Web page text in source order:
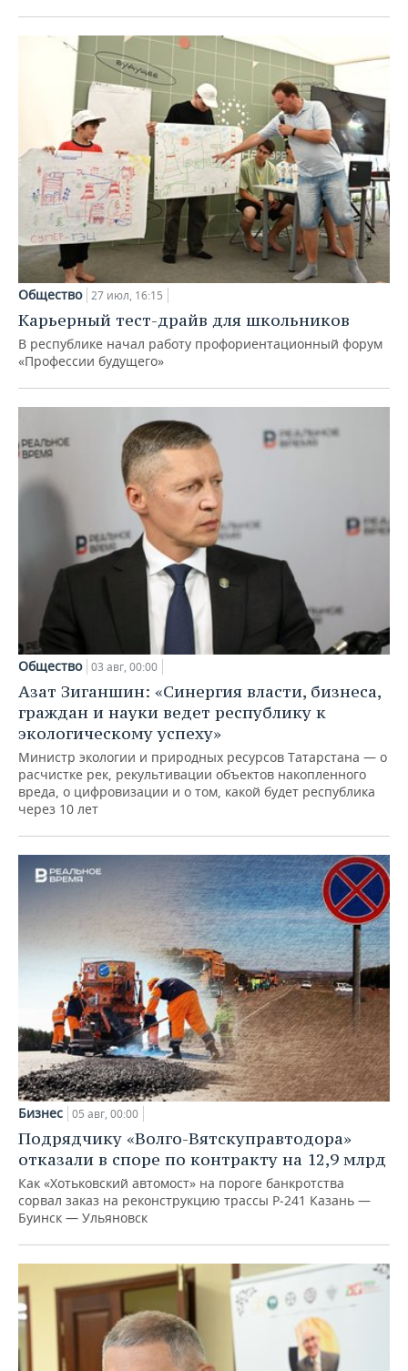
Общество 27 июл, 16:15
Карьерный тест-драйв для школьников
В республике начал работу профориентационный форум
«Профессии будущего»
Общество 03 авг, 00:00
Азат Зиганшин: «Синергия власти, бизнеса,
граждан и науки ведет республику к
экологическому успеху»
Министр экологии и природных ресурсов Татарстана — о
расчистке рек, рекультивации объектов накопленного
вреда, о цифровизации и о том, какой будет республика
через 10 лет
Бизнес 05 авг, 00:00
Подрядчику «Волго-Вятскуправтодора»
отказали в споре по контракту на 12,9 млрд
Как «Хотьковский автомост» на пороге банкротства
сорвал заказ на реконструкцию трассы Р‑241 Казань —
Буинск — Ульяновск